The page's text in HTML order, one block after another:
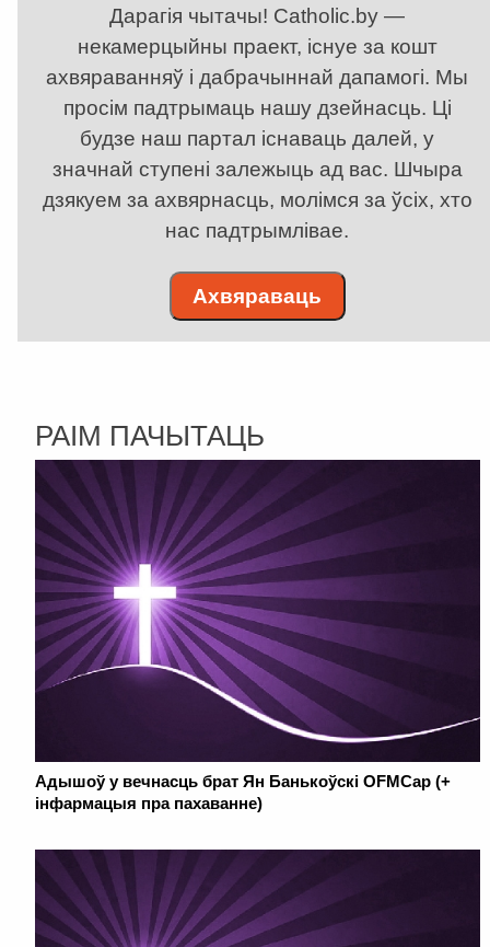
Дарагія чытачы! Catholic.by —
некамерцыйны праект, існуе за кошт
ахвяраванняў і дабрачыннай дапамогі. Мы
просім падтрымаць нашу дзейнасць. Ці
будзе наш партал існаваць далей, у
значнай ступені залежыць ад вас. Шчыра
дзякуем за ахвярнасць, молімся за ўсіх, хто
нас падтрымлівае.
Ахвяраваць
РАІМ ПАЧЫТАЦЬ
Адышоў у вечнасць брат Ян Банькоўскі OFMCap (+
інфармацыя пра пахаванне)